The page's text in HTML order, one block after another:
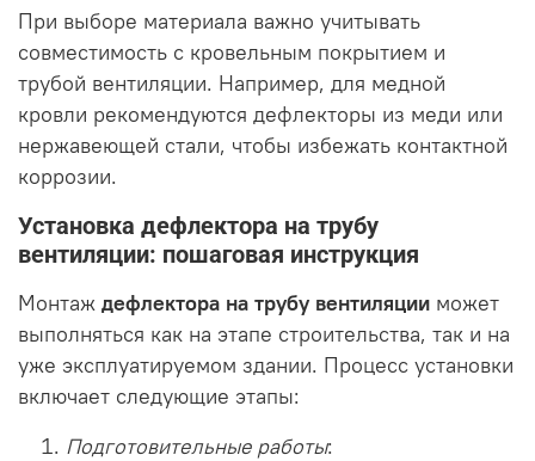
При выборе материала важно учитывать
совместимость с кровельным покрытием и
трубой вентиляции. Например, для медной
кровли рекомендуются дефлекторы из меди или
нержавеющей стали, чтобы избежать контактной
коррозии.
Установка дефлектора на трубу
вентиляции: пошаговая инструкция
Монтаж дефлектора на трубу вентиляции может
выполняться как на этапе строительства, так и на
уже эксплуатируемом здании. Процесс установки
включает следующие этапы:
Подготовительные работы: